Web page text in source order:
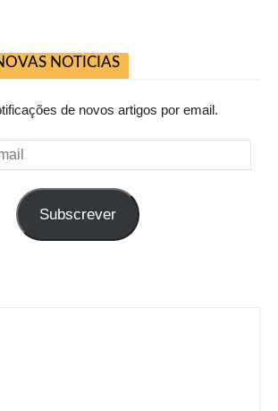
NOTICIAS
de novos artigos por email.
Subscrever